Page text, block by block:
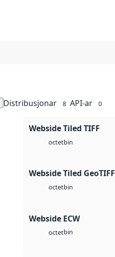
Distribusjonar 8 API-ar 0
Webside Tiled TIFF
octetbin
Webside Tiled GeoTIFF
octetbin
Webside ECW
octetbin